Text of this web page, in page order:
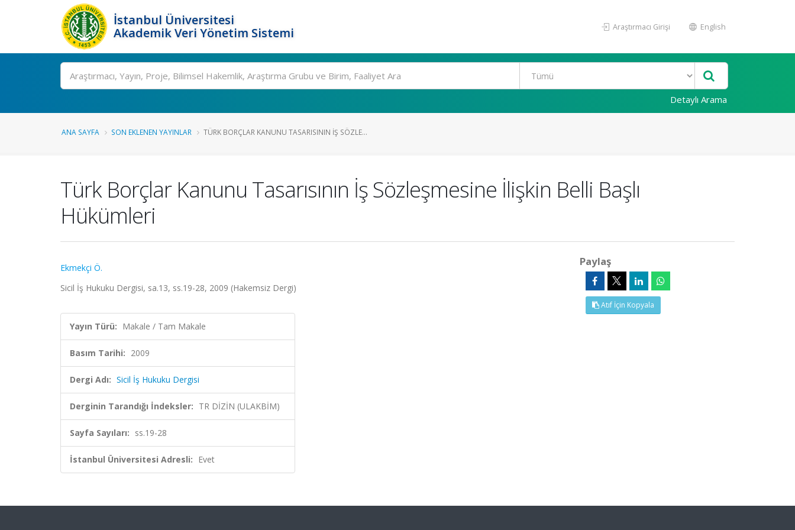
İstanbul Üniversitesi
Akademik Veri Yönetim Sistemi
Araştırmacı Girişi English
Ara
Detaylı Arama
ANA SAYFA SON EKLENEN YAYINLAR TÜRK BORÇLAR KANUNU TASARISININ İŞ SÖZLE...
Türk Borçlar Kanunu Tasarısının İş Sözleşmesine İlişkin Belli Başlı
Hükümleri
Ekmekçi Ö.
Sicil İş Hukuku Dergisi, sa.13, ss.19-28, 2009 (Hakemsiz Dergi)
Yayın Türü: Makale / Tam Makale
Basım Tarihi: 2009
Dergi Adı: Sicil İş Hukuku Dergisi
Derginin Tarandığı İndeksler: TR DİZİN (ULAKBİM)
Sayfa Sayıları: ss.19-28
İstanbul Üniversitesi Adresli: Evet
Paylaş
Atıf İçin Kopyala